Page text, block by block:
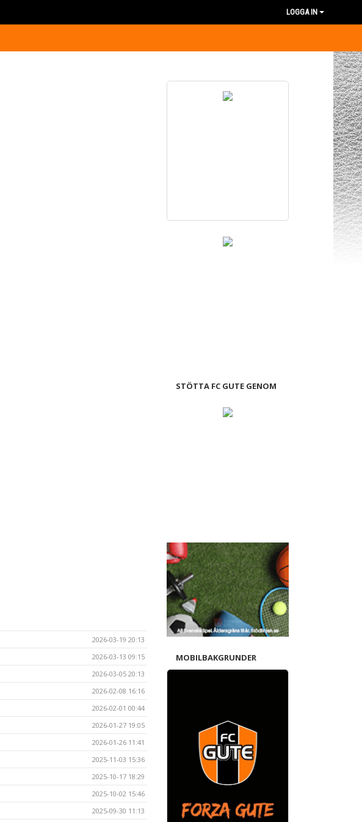
LOGGA IN
2026-03-19 20:13
2026-03-13 09:15
2026-03-05 20:13
2026-02-08 16:16
2026-02-01 00:44
2026-01-27 19:05
2026-01-26 11:41
2025-11-03 15:36
2025-10-17 18:29
2025-10-02 15:46
2025-09-30 11:13
STÖTTA FC GUTE GENOM
MOBILBAKGRUNDER